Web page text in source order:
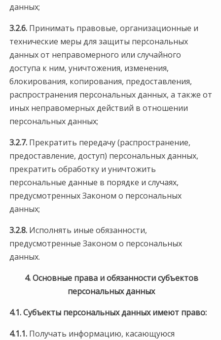
данных;
3.2.6. Принимать правовые, организационные и
технические меры для защиты персональных
данных от неправомерного или случайного
доступа к ним, уничтожения, изменения,
блокирования, копирования, предоставления,
распространения персональных данных, а также от
иных неправомерных действий в отношении
персональных данных;
3.2.7. Прекратить передачу (распространение,
предоставление, доступ) персональных данных,
прекратить обработку и уничтожить
персональные данные в порядке и случаях,
предусмотренных Законом о персональных
данных;
3.2.8. Исполнять иные обязанности,
предусмотренные Законом о персональных
данных.
4. Основные права и обязанности субъектов
персональных данных
4.1. Субъекты персональных данных имеют право:
4.1.1. Получать информацию, касающуюся